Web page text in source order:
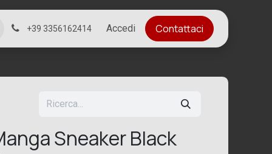
+39 3356162414 Accedi Contattaci
Sneaker Black